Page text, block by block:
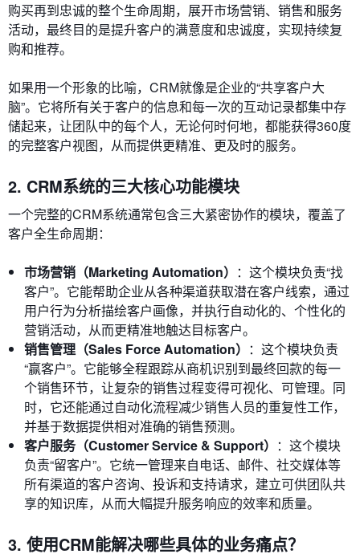
购买再到忠诚的整个生命周期，展开市场营销、销售和服务
活动，最终目的是提升客户的满意度和忠诚度，实现持续复
购和推荐。
如果用一个形象的比喻，CRM就像是企业的“共享客户大
脑”。它将所有关于客户的信息和每一次的互动记录都集中存
储起来，让团队中的每个人，无论何时何地，都能获得360度
的完整客户视图，从而提供更精准、更及时的服务。
2. CRM系统的三大核心功能模块
一个完整的CRM系统通常包含三大紧密协作的模块，覆盖了
客户全生命周期：
市场营销（Marketing Automation） ：这个模块负责“找
客户”。它能帮助企业从各种渠道获取潜在客户线索，通过
用户行为分析描绘客户画像，并执行自动化的、个性化的
营销活动，从而更精准地触达目标客户。
销售管理（Sales Force Automation） ：这个模块负责
“赢客户”。它能够全程跟踪从商机识别到最终回款的每一
个销售环节，让复杂的销售过程变得可视化、可管理。同
时，它还能通过自动化流程减少销售人员的重复性工作，
并基于数据提供相对准确的销售预测。
客户服务（Customer Service & Support） ：这个模块
负责“留客户”。它统一管理来自电话、邮件、社交媒体等
所有渠道的客户咨询、投诉和支持请求，建立可供团队共
享的知识库，从而大幅提升服务响应的效率和质量。
3. 使用CRM能解决哪些具体的业务痛点？